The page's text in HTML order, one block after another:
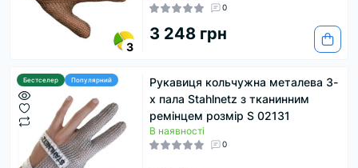
3
0
3 248 грн
Бестселер Популярний
Рукавиця кольчужна металева 3-
х пала Stahlnetz з тканинним
ремінцем розмір S 02131
В наявності
0